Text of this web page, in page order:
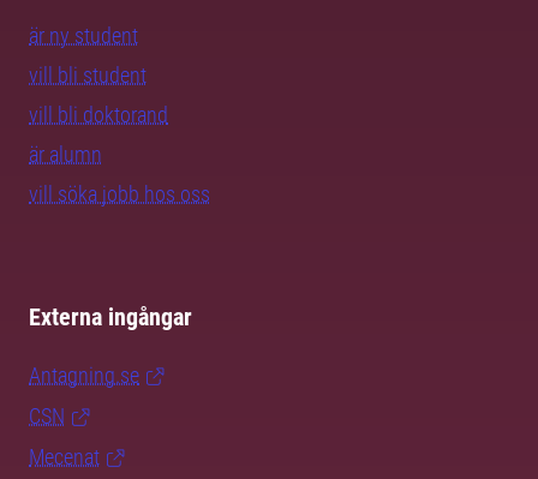
är ny student
vill bli student
vill bli doktorand
är alumn
vill söka jobb hos oss
Externa ingångar
Antagning.se
CSN
Mecenat